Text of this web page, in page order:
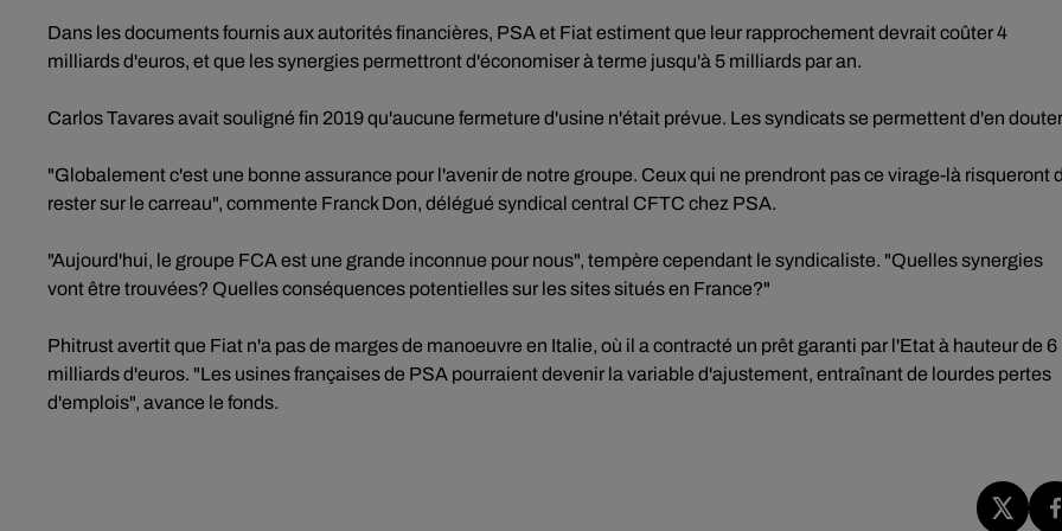
Dans les documents fournis aux autorités financières, PSA et Fiat estiment que leur rapprochement devrait coûter 4
milliards d'euros, et que les synergies permettront d'économiser à terme jusqu'à 5 milliards par an.
Carlos Tavares avait souligné fin 2019 qu'aucune fermeture d'usine n'était prévue. Les syndicats se permettent d'en
"Globalement c'est une bonne assurance pour l'avenir de notre groupe. Ceux qui ne prendront pas ce virage-là risqueront
rester sur le carreau", commente Franck Don, délégué syndical central CFTC chez PSA.
"Aujourd'hui, le groupe FCA est une grande inconnue pour nous", tempère cependant le syndicaliste. "Quelles synergies
vont être trouvées? Quelles conséquences potentielles sur les sites situés en France?"
Phitrust avertit que Fiat n'a pas de marges de manoeuvre en Italie, où il a contracté un prêt garanti par l'Etat à hauteur de 6
milliards d'euros. "Les usines françaises de PSA pourraient devenir la variable d'ajustement, entraînant de lourdes pertes
d'emplois", avance le fonds.